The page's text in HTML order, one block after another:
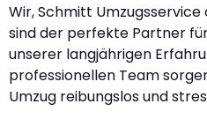
Wir, Schmitt
sind der perfekte Partner
unserer langjährigen
professionellen Team
Umzug reibungslos und